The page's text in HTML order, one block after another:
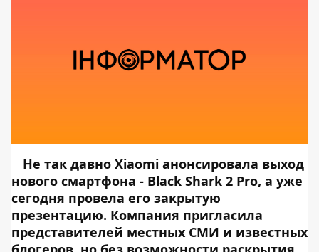
Не так давно Xiaomi анонсировала выход
нового смартфона - Black Shark 2 Pro, а уже
сегодня провела его закрытую
презентацию. Компания пригласила
представителей местных СМИ и известных